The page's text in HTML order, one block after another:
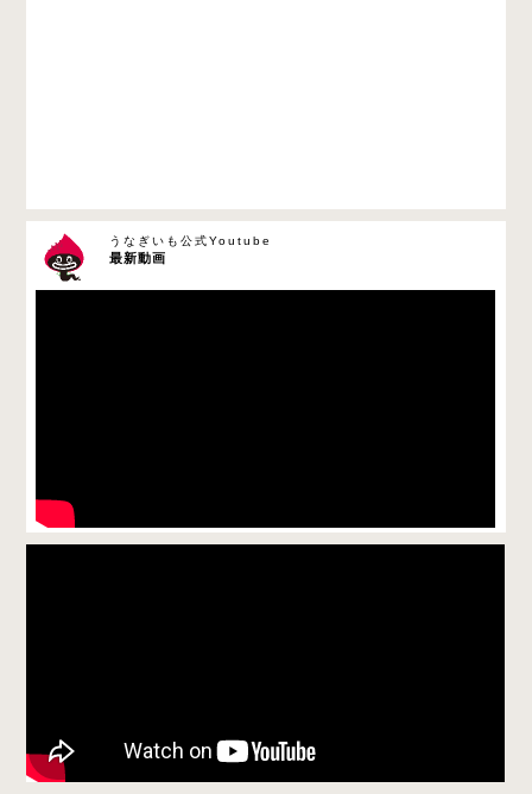
最新動画
うなぎいも公式Youtube